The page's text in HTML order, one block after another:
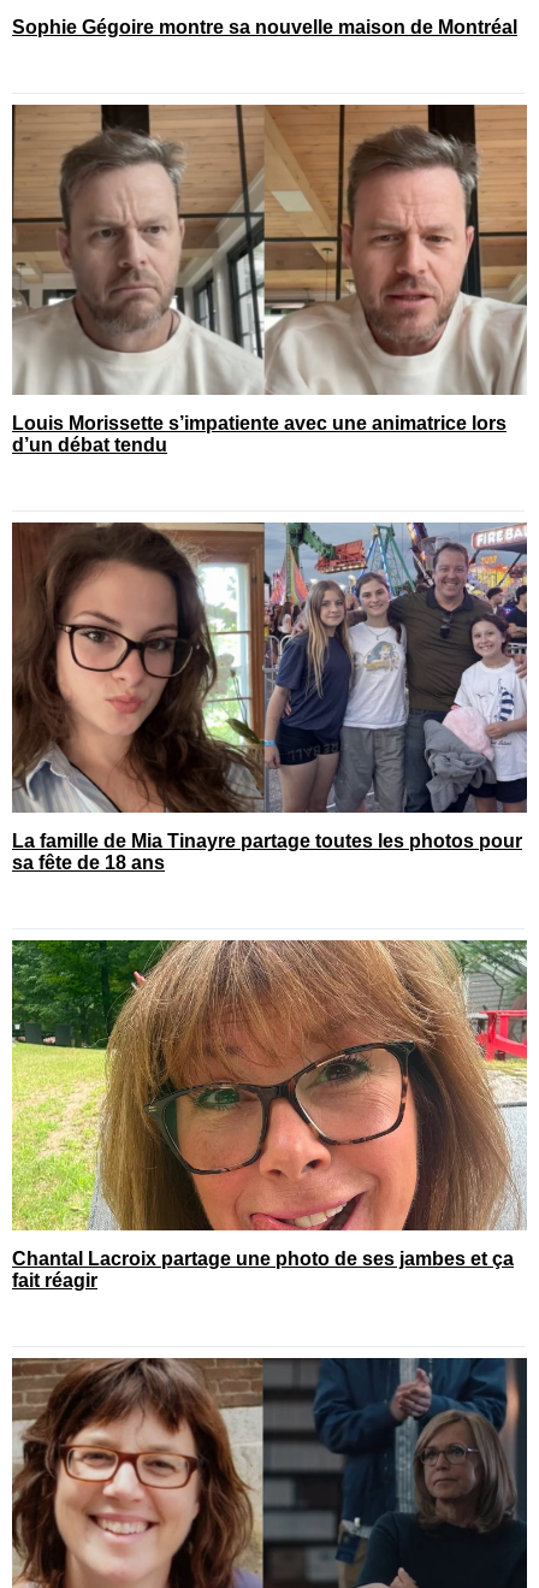
Sophie Gégoire montre sa nouvelle maison de Montréal
Louis Morissette s’impatiente avec une animatrice lors
d’un débat tendu
La famille de Mia Tinayre partage toutes les photos pour
sa fête de 18 ans
Chantal Lacroix partage une photo de ses jambes et ça
fait réagir